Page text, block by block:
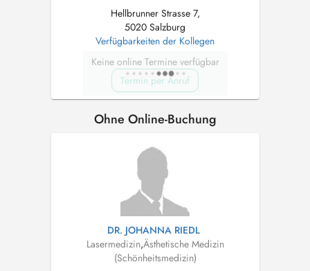
Hellbrunner Strasse 7,
5020 Salzburg
Verfügbarkeiten der Kollegen
Keine online Termine verfügbar
Termin per Anruf
Ohne Online-Buchung
DR. JOHANNA RIEDL
Lasermedizin,Ästhetische Medizin
(Schönheitsmedizin)